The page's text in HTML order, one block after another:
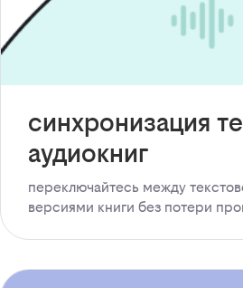
синхронизация
аудиокниг
переключайтесь между
версиями книги без потери